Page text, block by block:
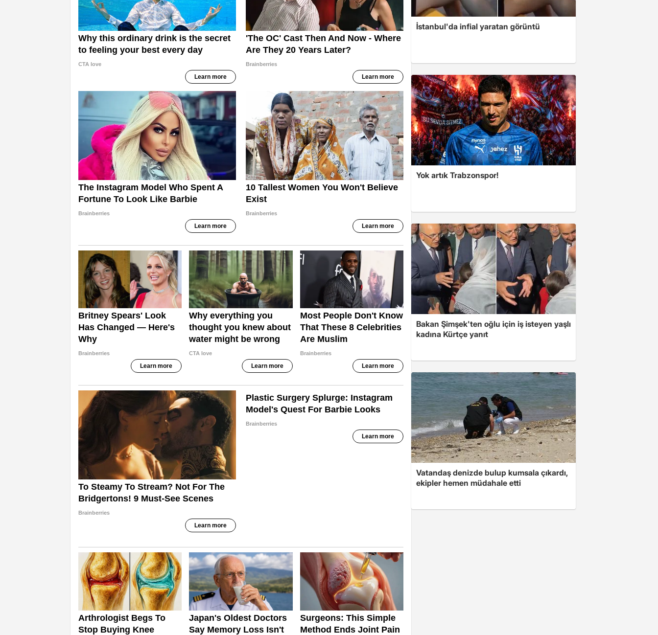
İstanbul'da infial yaratan görüntü
Yok artık Trabzonspor!
Bakan Şimşek'ten oğlu için iş isteyen yaşlı
kadına Kürtçe yanıt
Vatandaş denizde bulup kumsala çıkardı,
ekipler hemen müdahale etti